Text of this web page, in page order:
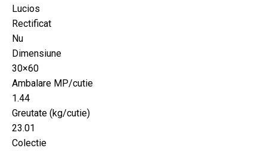
Lucios
Rectificat
Nu
Dimensiune
30×60
Ambalare MP/cutie
1.44
Greutate (kg/cutie)
23.01
Colectie